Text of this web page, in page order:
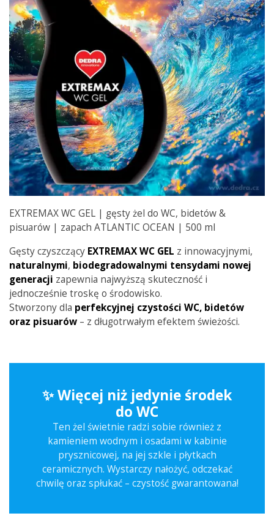
EXTREMAX WC GEL | gęsty żel do WC, bidetów &
pisuarów | zapach ATLANTIC OCEAN | 500 ml
Gęsty czyszczący EXTREMAX WC GEL z innowacyjnymi,
naturalnymi, biodegradowalnymi tensydami nowej
generacji zapewnia najwyższą skuteczność i
jednocześnie troskę o środowisko.
Stworzony dla perfekcyjnej czystości WC, bidetów
oraz pisuarów – z długotrwałym efektem świeżości.
✨ Więcej niż jedynie środek
do WC
Ten żel świetnie radzi sobie również z
kamieniem wodnym i osadami w kabinie
prysznicowej, na jej szkle i płytkach
ceramicznych. Wystarczy nałożyć, odczekać
chwilę oraz spłukać – czystość gwarantowana!